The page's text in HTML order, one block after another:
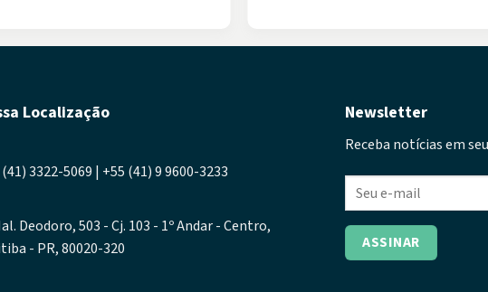
Localização
3322-5069 | +55 (41) 9 9600-3233
Deodoro, 503 - Cj. 103 - 1º Andar - Centro,
- PR, 80020-320
Newsletter
Receba notícias em